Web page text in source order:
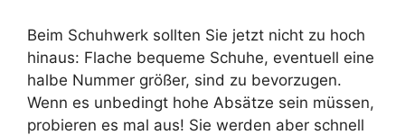
Beim Schuhwerk sollten Sie jetzt nicht zu hoch
hinaus: Flache bequeme Schuhe, eventuell eine
halbe Nummer größer, sind zu bevorzugen.
Wenn es unbedingt hohe Absätze sein müssen,
probieren es mal aus! Sie werden aber schnell